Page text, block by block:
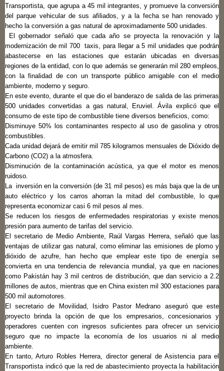
Transportista, que agrupa a 45 mil integrantes, y promueve la conversión
del parque vehicular de sus afiliados, y a la fecha se han renovado y
hecho la conversión a gas natural de aproximadamente 500 unidades.
El gobernador señaló que cada año se proyecta la renovación y la
modernización de mil 700 taxis, para llegar a 5 mil unidades que podrán
abastecerse en las estaciones que estarán ubicadas en diversas
regiones de la entidad, con lo que además se generarán mil 280 empleos,
con la finalidad de con un transporte público amigable con el medio
ambiente, moderno y seguro.
En este evento, durante el que dio el banderazo de salida de las primeras
500 unidades convertidas a gas natural, Eruviel. Ávila explicó que el
consumo de este tipo de combustible tiene diversos beneficios, como:
Disminuye 50% los contaminantes respecto al uso de gasolina y otros
combustibles.
Cada unidad dejará de emitir mil 785 kilogramos mensuales de Dióxido de
Carbono (CO2) a la atmosfera.
Disminución de la contaminación acústica, ya que el motor es menos
ruidoso.
La inversión en la conversión (de 31 mil pesos) es más baja que la de un
auto eléctrico y los carros ahorran la mitad del combustible, lo que
representa economizar casi 6 mil pesos al mes.
Se reducen los riesgos de enfermedades respiratorias y existe menos
presión para aumento de tarifas del servicio.
El secretario de Medio Ambiente, Raúl Vargas Herrera, señaló que las
ventajas de utilizar gas natural, como eliminar las emisiones de plomo y
dióxido de azufre, han hecho que emplear este tipo de energía se
convierta en una tendencia de relevancia mundial, ya que en naciones
como Pakistán hay 3 mil centros de distribución, que dan servicio a 2.2
millones de autos, mientras que en China existen mil 300 estaciones para
500 mil automotores.
El secretario de Movilidad, Isidro Pastor Medrano aseguró que este
proyecto brinda la opción de que los empresarios, concesionarios y
operadores cuenten con ingresos suficientes para ofrecer un servicio
seguro que no impacte la economía de los usuarios ni al medio
ambiente.
En tanto, Arturo Robles Herrera, director general de Asistencia para el
Transportista indicó que la red de abastecimiento proyecta la habilitación